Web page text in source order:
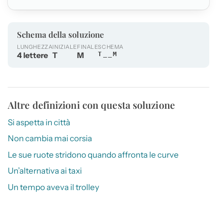
Schema della soluzione
LUNGHEZZA
4 lettere
INIZIALE
T
FINALE
M
SCHEMA
T__M
Altre definizioni con questa soluzione
Si aspetta in città
Non cambia mai corsia
Le sue ruote stridono quando affronta le curve
Un’alternativa ai taxi
Un tempo aveva il trolley